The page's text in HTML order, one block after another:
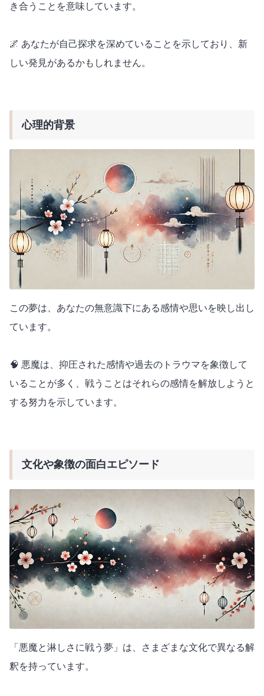
き合うことを意味しています。
🌌 あなたが自己探求を深めていることを示しており、新
しい発見があるかもしれません。
心理的背景
この夢は、あなたの無意識下にある感情や思いを映し出し
ています。
🧠 悪魔は、抑圧された感情や過去のトラウマを象徴して
いることが多く、戦うことはそれらの感情を解放しようと
する努力を示しています。
文化や象徴の面白エピソード
「悪魔と淋しさに戦う夢」は、さまざまな文化で異なる解
釈を持っています。